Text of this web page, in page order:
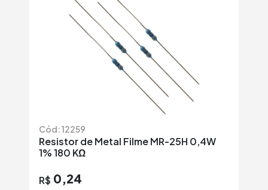
Cód: 12259
Resistor de Metal Filme MR-25H 0,4W
1% 180 KΩ
R$ 0,24